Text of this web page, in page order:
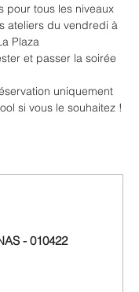
pour tous les niveaux
ateliers du vendredi à
Plaza
et passer la soirée
uniquement
si vous le souhaitez !
- 010422